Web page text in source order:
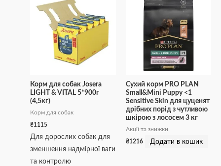
Корм для собак Josera
LIGHT & VITAL 5*900г
(4,5кг)
Корм для собак
₴1115
Для дорослих собак для
зменшення надмірної ваги
та контролю
Сухий корм PRO PLAN
Small&Mini Puppy <1
Sensitive Skin для цуценят
дрібних порід з чутливою
шкірою з лососем 3 кг
Акції та знижки
₴1216 Додати в кошик